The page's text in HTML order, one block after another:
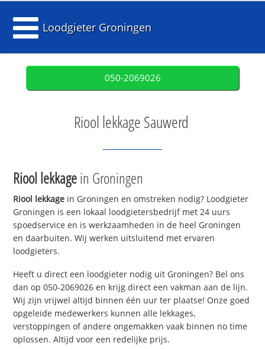
Loodgieter Groningen
050-2069026
Riool lekkage Sauwerd
Riool lekkagein Groningen
Riool lekkage in Groningen en omstreken nodig? Loodgieter
Groningen is een lokaal loodgietersbedrijf met 24 uurs
spoedservice en is werkzaamheden in de heel Groningen
en daarbuiten. Wij werken uitsluitend met ervaren
loodgieters.
Heeft u direct een loodgieter nodig uit Groningen? Bel ons
dan op 050-2069026 en krijg direct een vakman aan de lijn.
Wij zijn vrijwel altijd binnen één uur ter plaatse! Onze goed
opgeleide medewerkers kunnen alle lekkages,
verstoppingen of andere ongemakken vaak binnen no time
oplossen. Altijd voor een redelijke prijs.